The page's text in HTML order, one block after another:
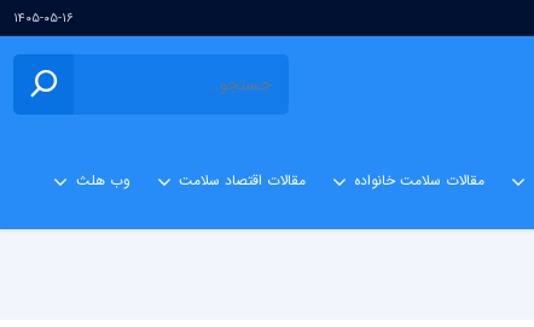
۱۴۰۵-۰۵-۱۶
مقالات سلامت خانواده مقالات اقتصاد سلامت وب هلث